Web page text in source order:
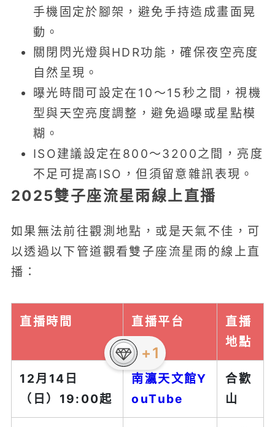
手機固定於腳架，避免手持造成畫面晃
動。
關閉閃光燈與HDR功能，確保夜空亮度
自然呈現。
曝光時間可設定在10～15秒之間，視機
型與天空亮度調整，避免過曝或星點模
糊。
ISO建議設定在800～3200之間，亮度
不足可提高ISO，但須留意雜訊表現。
2025雙子座流星雨線上直播
如果無法前往觀測地點，或是天氣不佳，可
以透過以下管道觀看雙子座流星雨的線上直
播：
直播時間 直播平台
直播
地點
12月14日
（日）19:00起
南瀛天文館Y
ouTube
合歡
山